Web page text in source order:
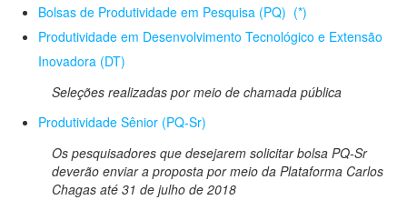
Bolsas de Produtividade em Pesquisa (PQ) (*)
Produtividade em Desenvolvimento Tecnológico e Extensão
Inovadora (DT)
Seleções realizadas por meio de chamada pública
Produtividade Sênior (PQ-Sr)
Os pesquisadores que desejarem solicitar bolsa PQ-Sr
deverão enviar a proposta por meio da Plataforma Carlos
Chagas até 31 de julho de 2018